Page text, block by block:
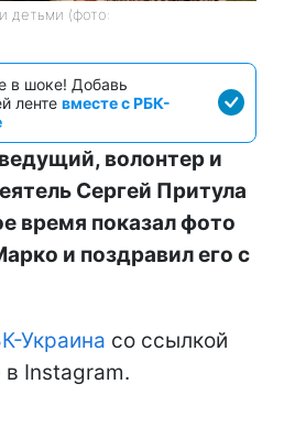
детьми (фото:
в шоке! Добавь
ленте вместе с РБК-
волонтер и
Сергей Притула
время показал фото
и поздравил его с
Украина со ссылкой
в Instagram.